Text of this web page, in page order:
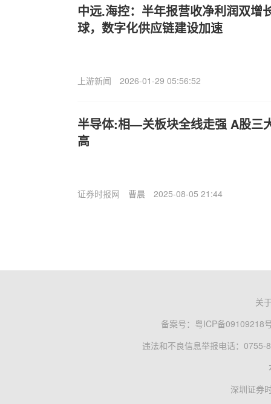
中远.海控：半年报营收净利润双增
球，数字化供应链建设加速
上游新闻 2026-01-29 05:56:52
半导体:相—关板块全线走强 A股三
高
证券时报网 曹晨 2025-08-05 21:44
关
备案号： 粤ICP备09109218
违法和不良信息举报电话：0755-
深圳证券